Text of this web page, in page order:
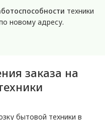
техники
новому адресу.
заказа на
бытовой техники в